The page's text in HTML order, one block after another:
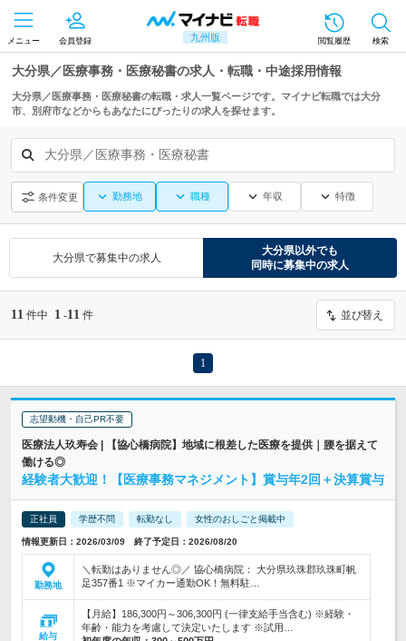
九州版
メニュー 会員登録 閲覧履歴 検索
大分県／医療事務・医療秘書の求人・転職・中途採用情報
大分県／医療事務・医療秘書の転職・求人一覧ページです。マイナビ転職では大分
市、別府市などからもあなたにぴったりの求人を探せます。
大分県／医療事務・医療秘書
条件変更 勤務地 職種 年収 特徴
大分県で募集中の求人
大分県以外でも
同時に募集中の求人
11 件中 1 -11 件 並び替え
1
志望動機・自己PR不要
医療法人玖寿会 | 【協心橋病院】地域に根差した医療を提供｜腰を据えて
働ける◎
経験者大歓迎！【医療事務マネジメント】賞与年2回＋決算賞与
正社員 学歴不問 転勤なし 女性のおしごと掲載中
情報更新日：2026/03/09 終了予定日：2026/08/20
勤務地
＼転勤はありません◎／ 協心橋病院： 大分県玖珠郡玖珠町帆
足357番1 ※マイカー通勤OK！無料駐…
給与
【月給】186,300円～306,300円 (一律支給手当含む) ※経験・
年齢・能力を考慮して決定いたします ※試用…